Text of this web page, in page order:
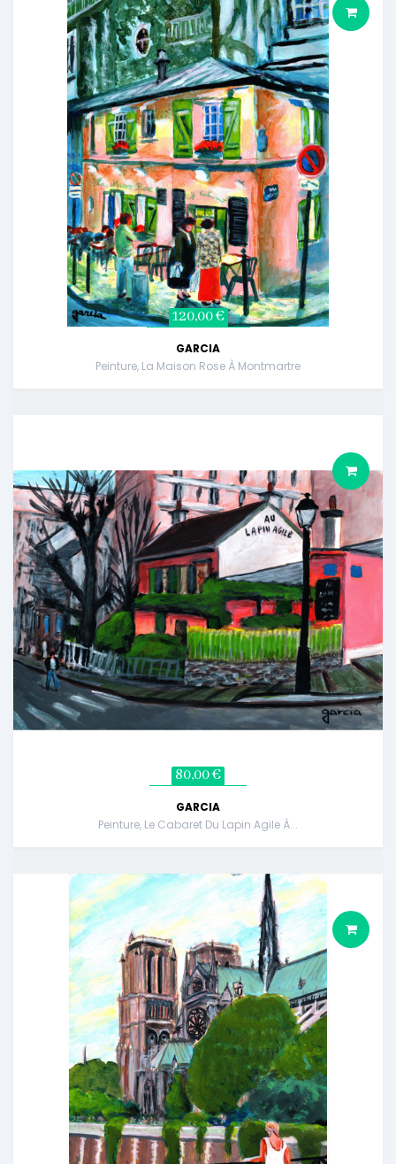
120,00 €
GARCIA
Peinture, La Maison Rose À Montmartre
80,00 €
GARCIA
Peinture, Le Cabaret Du Lapin Agile À...